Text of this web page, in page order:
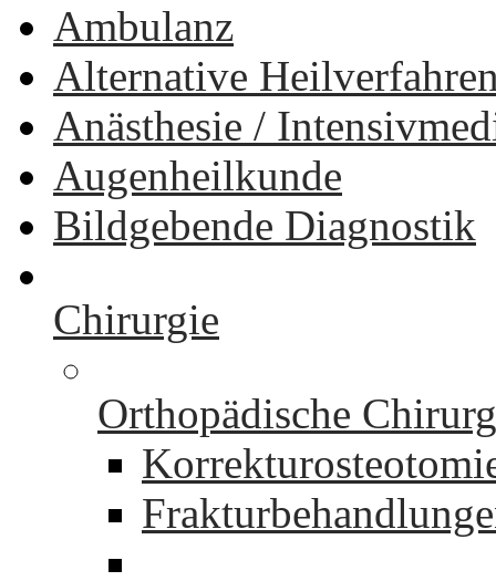
Ambulanz
Alternative
Anästhesie /
Augenheilkunde
Bildgebende Diagnostik
Chirurgie
Orthopädische